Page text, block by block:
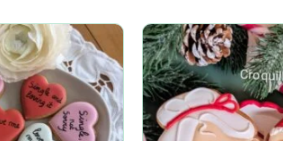
Ce
produit
a
plusieurs
variations.